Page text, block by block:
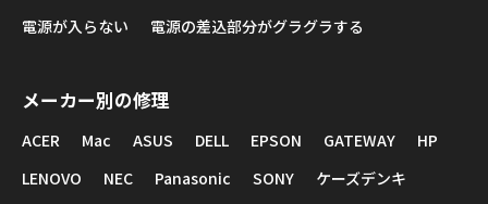
電源が入らない
電源の差込部分がグラグラする
メーカー別の修理
ACER Mac ASUS DELL EPSON GATEWAY
HP
LENOVO
NEC Panasonic SONY ケーズデンキ